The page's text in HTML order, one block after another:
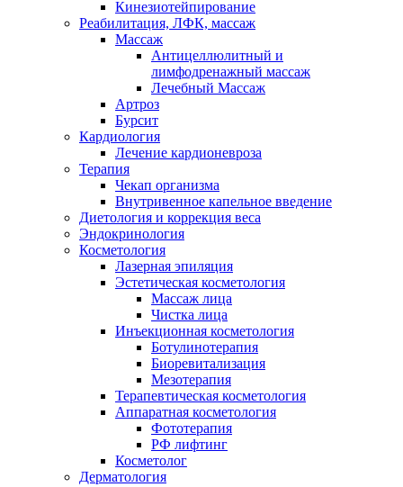
Кинезиотейпирование
Реабилитация, ЛФК, массаж
Массаж
Антицеллюлитный и
лимфодренажный массаж
Лечебный Массаж
Артроз
Бурсит
Кардиология
Лечение кардионевроза
Терапия
Чекап организма
Внутривенное капельное введение
Диетология и коррекция веса
Эндокринология
Косметология
Лазерная эпиляция
Эстетическая косметология
Массаж лица
Чистка лица
Инъекционная косметология
Ботулинотерапия
Биоревитализация
Мезотерапия
Терапевтическая косметология
Аппаратная косметология
Фототерапия
РФ лифтинг
Косметолог
Дерматология